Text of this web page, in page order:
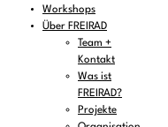
Workshops
Über FREIRAD
Team +
Kontakt
Was ist
FREIRAD?
Projekte